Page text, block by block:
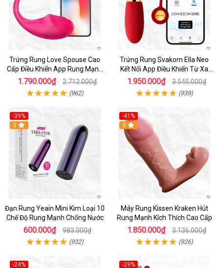
Trứng Rung Love Spouse Cao
Cấp Điều Khiển App Rung Mạnh
Đa Chế Độ
1.790.000₫ 2.712.000₫
(962)
Trứng Rung Svakom Ella Neo
Kết Nối App Điều Khiển Từ Xa
Cao Cấp
1.950.000₫ 3.545.000₫
(939)
-39%
Hot
5
Đạn Rung Yeain Mini Kim Loại 10
Chế Độ Rung Mạnh Chống Nước
600.000₫ 983.000₫
(932)
-41%
Hot
5
Máy Rung Kissen Kraken Hút
Rung Mạnh Kích Thích Cao Cấp
1.850.000₫ 3.136.000₫
(926)
-24%
-29%